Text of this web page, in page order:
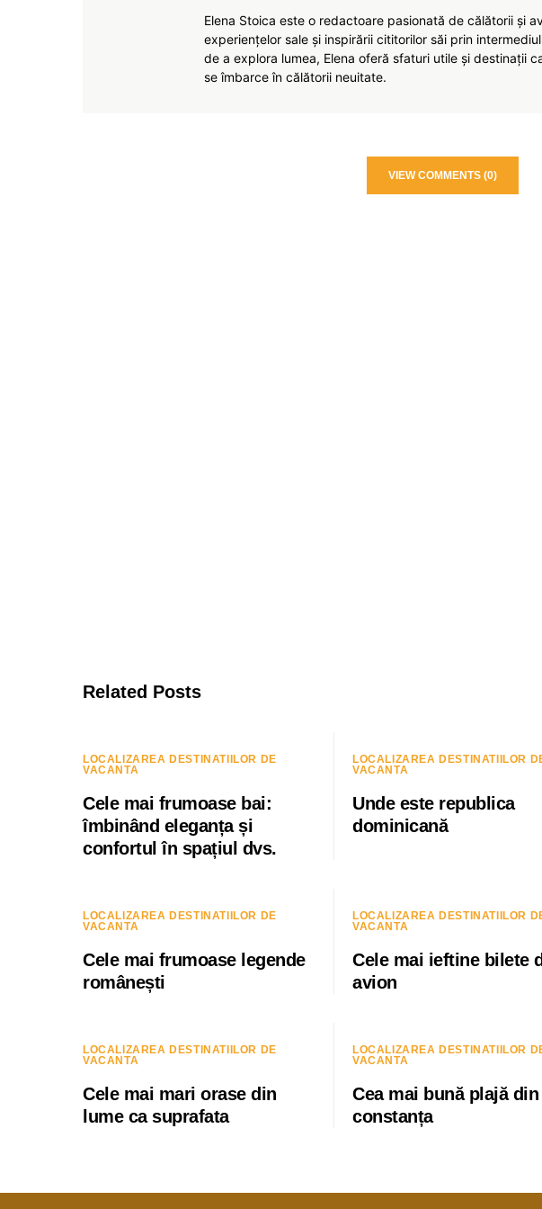
Elena Stoica este o redactoare pasionată de călătorii și
experiențelor sale și inspirării cititorilor săi prin
de a explora lumea, Elena oferă sfaturi utile și destinații
se îmbarce în călătorii neuitate.
VIEW COMMENTS (0)
Related Posts
LOCALIZAREA DESTINATIILOR DE
VACANTA
Cele mai frumoase bai:
îmbinând eleganța și
confortul în spațiul dvs.
LOCALIZAREA DESTINATIILOR
VACANTA
Unde este republica
dominicană
LOCALIZAREA DESTINATIILOR DE
VACANTA
Cele mai frumoase legende
românești
LOCALIZAREA DESTINATIILOR
VACANTA
Cele mai ieftine bilete
avion
LOCALIZAREA DESTINATIILOR DE
VACANTA
Cele mai mari orase din
lume ca suprafata
LOCALIZAREA DESTINATIILOR
VACANTA
Cea mai bună plajă din
constanța